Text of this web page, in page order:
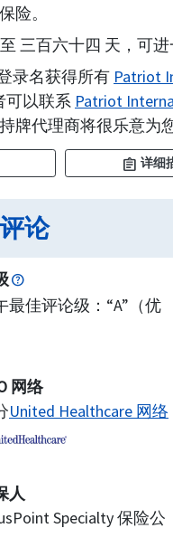
险。
三百六十四 天，可进
录名获得所有 Patriot
可以联系 Patriot
牌代理商将很乐意为
assignment 详细
论
最佳评论级：“A”（优
网络
United Healthcare 网络
人
Specialty 保险公